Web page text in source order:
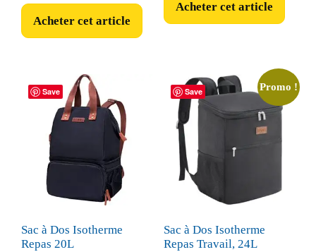
Acheter cet article
Acheter cet article
Save
Sac à Dos Isotherme
Repas 20L
Save Promo !
Sac à Dos Isotherme
Repas Travail, 24L